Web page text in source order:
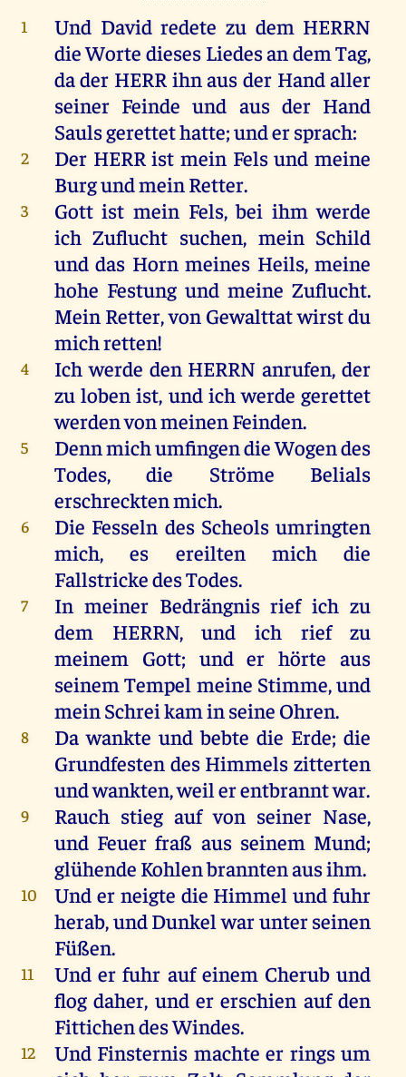
1 Und David redete zu dem HERRN
dieWorte dieses LiedesandemTag,
dader HERR ihnaus der Handaller
seiner Feinde und aus der Hand
Saulsgerettethatte;undersprach:
2 Der HERR ist mein Fels und meine
BurgundmeinRetter.
3 Gott ist mein Fels,bei ihm werde
ich Zuflucht suchen, mein Schild
und das Horn meines Heils,meine
hohe Festung und meine Zuflucht.
Mein Retter,von Gewalttatwirstdu
michretten!
4 Ich werde den HERRN anrufen,der
zu loben ist, und ich werde gerettet
werdenvonmeinenFeinden.
5 DennmichumfingendieWogendes
Todes,die Ströme Belials
erschrecktenmich.
6 Die Fesseln desScheolsumringten
mich,es ereilten mich
die
FallstrickedesTodes.
7 In meiner Bedrängnis rief ich zu
dem
HERRN,und ich rief
zu
meinem Gott; und er hörte aus
seinem Tempel meine Stimme,und
meinSchreikaminseine Ohren.
8 Da wankte und bebte die Erde;die
Grundfesten des Himmels zitterten
undwankten,weilerentbranntwar.
9 Rauch stieg auf von seiner Nase,
und Feuer fraß aus seinem Mund;
glühende Kohlenbranntenausihm.
10 Und er neigte die Himmel und fuhr
herab,undDunkel warunterseinen
Füßen.
11 Und er fuhr auf einem Cherub und
flog daher, und er erschien auf den
FittichendesWindes.
12 Und Finsternis machte er rings um